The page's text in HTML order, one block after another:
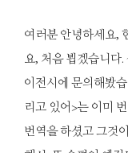
여러분 안녕하세요,
요, 처음 뵙겠습니다
이전시에 문의해봤
리고 있어>는 이미
번역을 하셨고 그것